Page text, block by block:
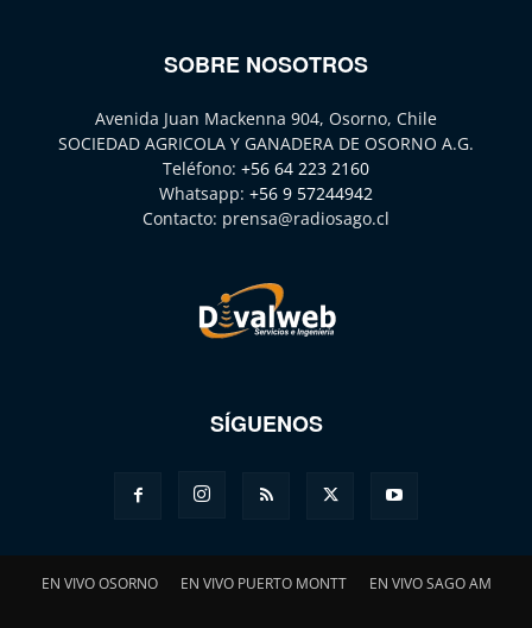
SOBRE NOSOTROS
Avenida Juan Mackenna 904, Osorno, Chile
SOCIEDAD AGRICOLA Y GANADERA DE OSORNO A.G.
Teléfono: +56 64 223 2160
Whatsapp: +56 9 57244942
Contacto: prensa@radiosago.cl
SÍGUENOS
EN VIVO OSORNO EN VIVO PUERTO MONTT EN VIVO SAGO AM